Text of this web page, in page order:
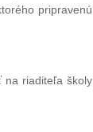
pripravenú
na riaditeľa školy